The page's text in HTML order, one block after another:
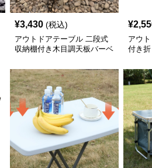
¥3,430 (税込)
アウトドアテーブル 二段式
収納棚付き木目調天板バーベ
¥
アウ
付き